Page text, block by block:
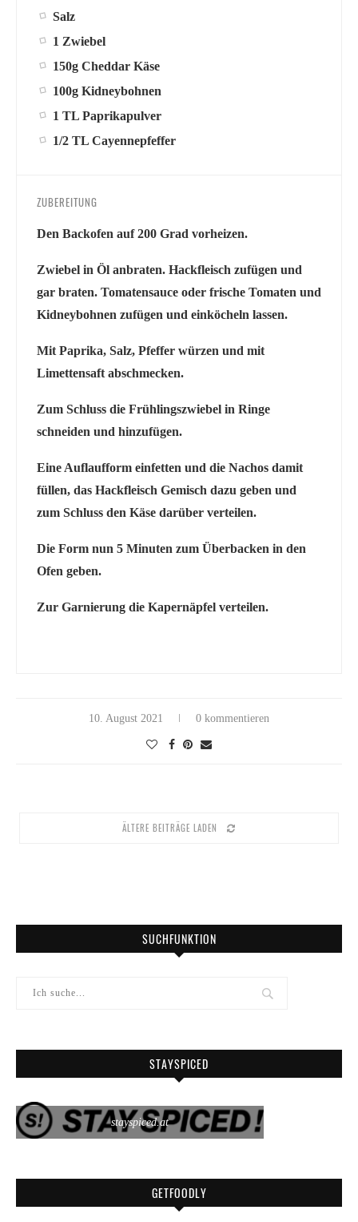
Salz
1 Zwiebel
150g Cheddar Käse
100g Kidneybohnen
1 TL Paprikapulver
1/2 TL Cayennepfeffer
ZUBEREITUNG
Den Backofen auf 200 Grad vorheizen.
Zwiebel in Öl anbraten. Hackfleisch zufügen und
gar braten. Tomatensauce oder frische Tomaten und
Kidneybohnen zufügen und einköcheln lassen.
Mit Paprika, Salz, Pfeffer würzen und mit
Limettensaft abschmecken.
Zum Schluss die Frühlingszwiebel in Ringe
schneiden und hinzufügen.
Eine Auflaufform einfetten und die Nachos damit
füllen, das Hackfleisch Gemisch dazu geben und
zum Schluss den Käse darüber verteilen.
Die Form nun 5 Minuten zum Überbacken in den
Ofen geben.
Zur Garnierung die Kapernäpfel verteilen.
10. August 2021 0 kommentieren
ÄLTERE BEITRÄGE LADEN
SUCHFUNKTION
STAYSPICED
stayspiced.at
GETFOODLY